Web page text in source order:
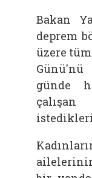
Bakan
deprem
üzere
Günü'nü
günde